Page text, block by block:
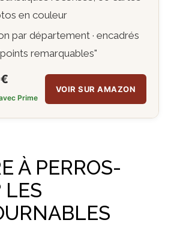
en couleur
par département · encadrés
remarquables"
Prime
VOIR SUR AMAZON
À PERROS-
LES